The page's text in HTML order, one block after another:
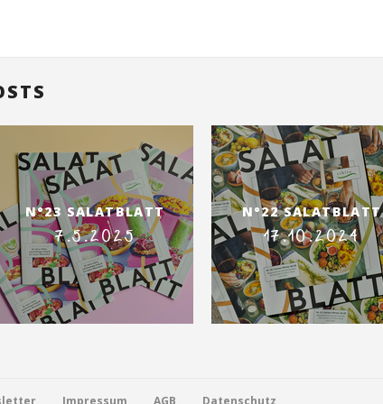
N°23 SALATBLATT
7.5.2025
N°22 SALATBLATT
17.10.2024
Impressum AGB Datenschutz